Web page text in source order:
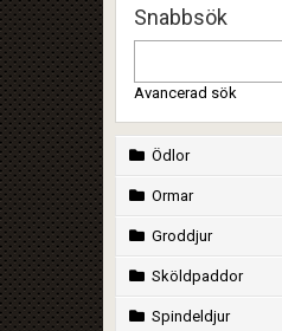
Snabbsök
Avancerad sök
Ödlor
Ormar
Groddjur
Sköldpaddor
Spindeldjur